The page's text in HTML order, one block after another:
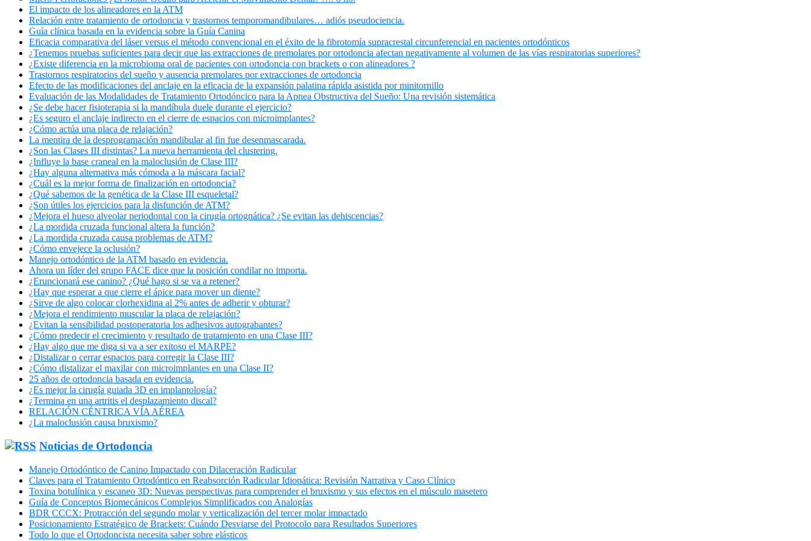
El impacto de los alineadores en la ATM
Relación entre tratamiento de ortodoncia y trastornos temporomandibulares… adiós pseudociencia.
Guía clínica basada en la evidencia sobre la Guía Canina
Eficacia comparativa del láser versus el método convencional en el éxito de la fibrotomía supracrestal circunferencial en pacientes ortodónticos
¿Tenemos pruebas suficientes para decir que las extracciones de premolares por ortodoncia afectan negativamente al volumen de las vías respiratorias superiores?
¿Existe diferencia en la microbioma oral de pacientes con ortodoncia con brackets o con alineadores ?
Trastornos respiratorios del sueño y ausencia premolares por extracciones de ortodoncia
Efecto de las modificaciones del anclaje en la eficacia de la expansión palatina rápida asistida por minitornillo
Evaluación de las Modalidades de Tratamiento Ortodóncico para la Apnea Obstructiva del Sueño: Una revisión sistemática
¿Se debe hacer fisioterapia si la mandíbula duele durante el ejercicio?
¿Es seguro el anclaje indirecto en el cierre de espacios con microimplantes?
¿Cómo actúa una placa de relajación?
La mentira de la desprogramación mandibular al fin fue desenmascarada.
¿Son las Clases III distintas? La nueva herramienta del clustering.
¿Influye la base craneal en la maloclusión de Clase III?
¿Hay alguna alternativa más cómoda a la máscara facial?
¿Cuál es la mejor forma de finalización en ortodoncia?
¿Qué sabemos de la genética de la Clase III esqueletal?
¿Son útiles los ejercicios para la disfunción de ATM?
¿Mejora el hueso alveolar periodontal con la cirugía ortognática? ¿Se evitan las dehiscencias?
¿La mordida cruzada funcional altera la función?
¿La mordida cruzada causa problemas de ATM?
¿Cómo envejece la oclusión?
Manejo ortodóntico de la ATM basado en evidencia.
Ahora un líder del grupo FACE dice que la posición condilar no importa.
¿Erupcionará ese canino? ¿Qué hago si se va a retener?
¿Hay que esperar a que cierre el ápice para mover un diente?
¿Sirve de algo colocar clorhexidina al 2% antes de adherir y obturar?
¿Mejora el rendimiento muscular la placa de relajación?
¿Evitan la sensibilidad postoperatoria los adhesivos autograbantes?
¿Cómo predecir el crecimiento y resultado de tratamiento en una Clase III?
¿Hay algo que me diga si va a ser exitoso el MARPE?
¿Distalizar o cerrar espacios para corregir la Clase III?
¿Cómo distalizar el maxilar con microimplantes en una Clase II?
25 años de ortodoncia basada en evidencia.
¿Es mejor la cirugía guiada 3D en implantología?
¿Termina en una artritis el desplazamiento discal?
RELACIÓN CÉNTRICA VÍA AÉREA
¿La maloclusión causa bruxismo?
Noticias de Ortodoncia
Manejo Ortodóntico de Canino Impactado con Dilaceración Radicular
Claves para el Tratamiento Ortodóntico en Reabsorción Radicular Idiopática: Revisión Narrativa y Caso Clínico
Toxina botulínica y escaneo 3D: Nuevas perspectivas para comprender el bruxismo y sus efectos en el músculo masetero
Guía de Conceptos Biomecánicos Complejos Simplificados con Analogías
BDR CCCX: Protracción del segundo molar y verticalización del tercer molar impactado
Posicionamiento Estratégico de Brackets: Cuándo Desviarse del Protocolo para Resultados Superiores
Todo lo que el Ortodoncista necesita saber sobre elásticos